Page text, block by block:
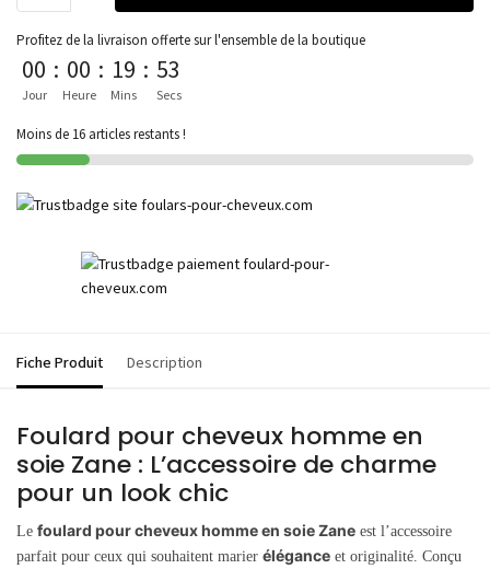
Profitez de la livraison offerte sur l'ensemble de la boutique
00
Jour
: 00
Heure
: 19
Mins
: 53
Secs
Moins de 16 articles restants !
Fiche Produit Description
Foulard pour cheveux homme en
soie Zane : L’accessoire de charme
pour un look chic
Le foulard pour cheveux homme en soie Zane est l’accessoire
parfait pour ceux qui souhaitent marier élégance et originalité. Conçu